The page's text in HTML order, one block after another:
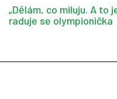
„Dělám, co miluju. A to
raduje se olympionička